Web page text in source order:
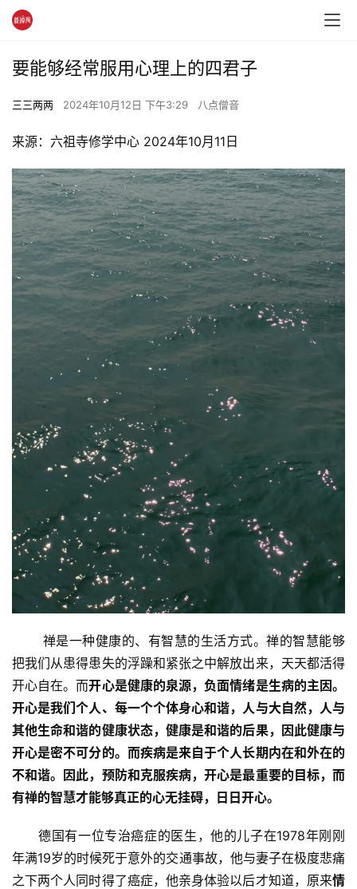
要能够经常服用心理上的四君子
三三两两 2024年10月12日 下午3:29 八点僧音
来源：六祖寺修学中心 2024年10月11日
禅是一种健康的、有智慧的生活方式。禅的智慧能够
把我们从患得患失的浮躁和紧张之中解放出来，天天都活得
开心自在。而开心是健康的泉源，负面情绪是生病的主因。
开心是我们个人、每一个个体身心和谐，人与大自然，人与
其他生命和谐的健康状态，健康是和谐的后果，因此健康与
开心是密不可分的。而疾病是来自于个人长期内在和外在的
不和谐。因此，预防和克服疾病，开心是最重要的目标，而
有禅的智慧才能够真正的心无挂碍，日日开心。
德国有一位专治癌症的医生，他的儿子在1978年刚刚
年满19岁的时候死于意外的交通事故，他与妻子在极度悲痛
之下两个人同时得了癌症，他亲身体验以后才知道，原来情